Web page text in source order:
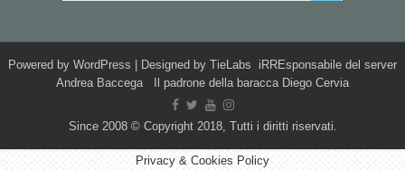
Powered by WordPress | Designed by TieLabs iRREsponsabile del server
Andrea Baccega Il padrone della baracca Diego Cervia
Since 2008 © Copyright 2018, Tutti i diritti riservati.
Privacy & Cookies Policy